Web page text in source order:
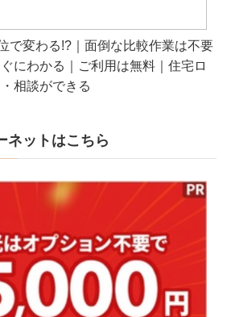
で変わる!?｜面倒な比較作業は不要
にわかる｜ご利用は無料｜住宅ロ
相談ができる
ネットはこちら